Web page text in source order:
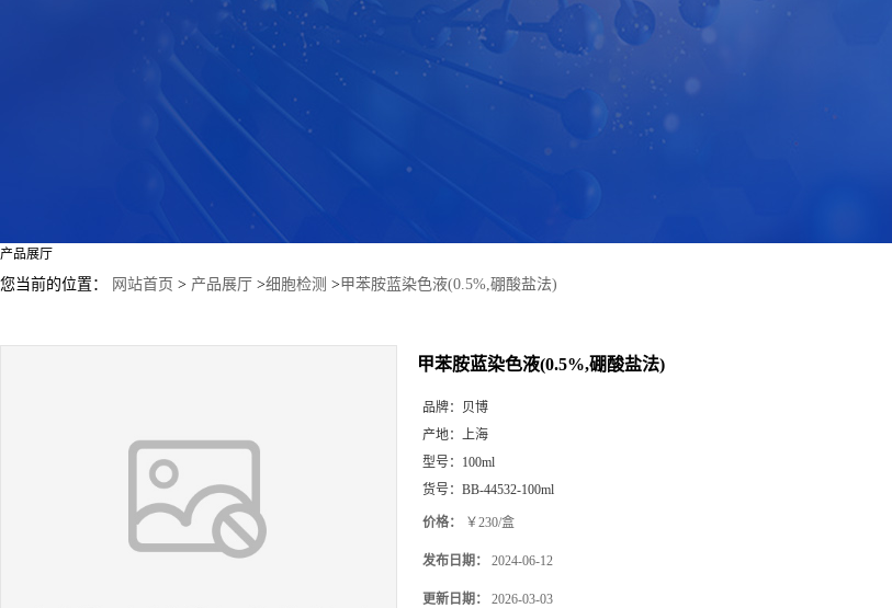
产品展厅
您当前的位置： 网站首页 > 产品展厅 >细胞检测 >甲苯胺蓝染色液(0.5%,硼酸盐法)
甲苯胺蓝染色液(0.5%,硼酸盐法)
品牌： 贝博
产地： 上海
型号： 100ml
货号： BB-44532-100ml
价格： ￥230/盒
发布日期： 2024-06-12
更新日期： 2026-03-03